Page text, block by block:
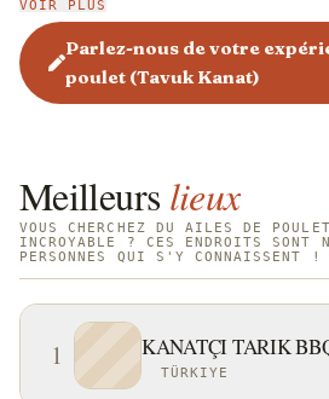
Tavuk Kanat turques sont
pendant des heures dans un
de concentré de tomate ou de
d'huile d'olive et d'un mélange
la viande, mais crée également
grillée lors de la cuisson sur du
chaud. La méthode de cuisson est cruciale pour
l'identité de Tavuk Kanat. Elles
exclusivement cuites sur un
rectangulaire que l'on trouve
de pique-nique et les jardins de
VOIR PLUS
Parlez-nous de votre
poulet (Tavuk Kanat)
Meilleurs lieux
VOUS CHERCHEZ DU AILES DE
INCROYABLE ? CES ENDROITS SONT
PERSONNES QUI S'Y CONNAISSENT !
1 KANATÇI TARIK
TÜRKIYE